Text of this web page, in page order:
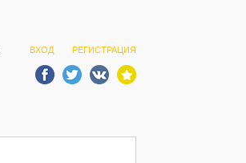
ВХОД РЕГИСТРАЦИЯ